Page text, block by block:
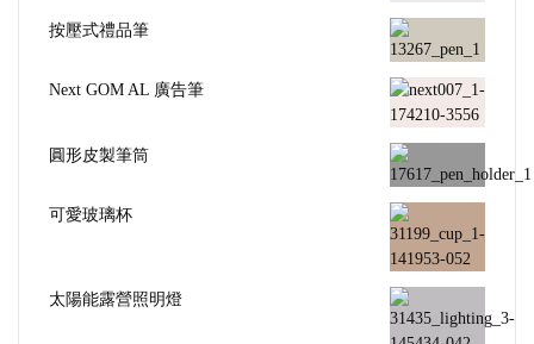
按壓式禮品筆
Next GOM AL 廣告筆
圓形皮製筆筒
可愛玻璃杯
太陽能露營照明燈